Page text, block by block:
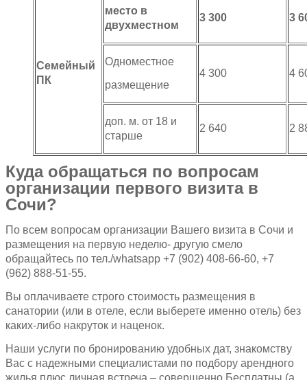
Семейный
ПК
место в
двухместном
3 300 3
Одноместное
размещение
4 300 4
доп. м. от 18 и
старше
2 640 2
Куда обращаться по вопросам
организации первого визита в
Сочи?
По всем вопросам организации Вашего визита в Сочи и
размещения на первую неделю- другую смело
обращайтесь по тел./whatsapp +7 (902) 408-66-60, +7
(962) 888-51-55.
Вы оплачиваете строго стоимость размещения в
санатории (или в отеле, если выберете именно отель) без
каких-либо накруток и наценок.
Наши услуги по бронированию удобных дат, знакомству
Вас с надежными специалистами по подбору арендного
жилья плюс личная встреча – совершенно Бесплатны (а